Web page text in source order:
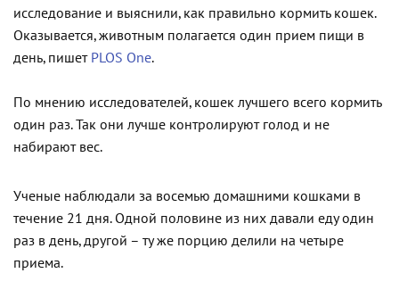
исследование и выяснили, как правильно кормить кошек.
Оказывается, животным полагается один прием пищи в
день, пишет PLOS One.
По мнению исследователей, кошек лучшего всего кормить
один раз. Так они лучше контролируют голод и не
набирают вес.
Ученые наблюдали за восемью домашними кошками в
течение 21 дня. Одной половине из них давали еду один
раз в день, другой – ту же порцию делили на четыре
приема.